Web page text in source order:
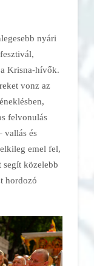
nyári
Krisna-hívők.
vonz az
felvonulás
vallás és
emel fel,
segít közelebb
hordozó